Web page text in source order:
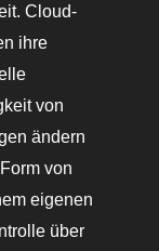
Cloud-
ihre
von
ändern
von
eigenen
über